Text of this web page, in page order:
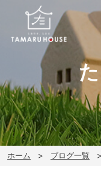
ホーム ブログ一覧